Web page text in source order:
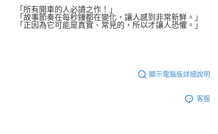
「所有開車的人必讀之作！」
「故事節奏在每秒鐘都在變化，讓人感到非常新鮮。」
「正因為它可能是真實、常見的，所以才讓人恐懼。」
顯示電腦版詳細說明
客服